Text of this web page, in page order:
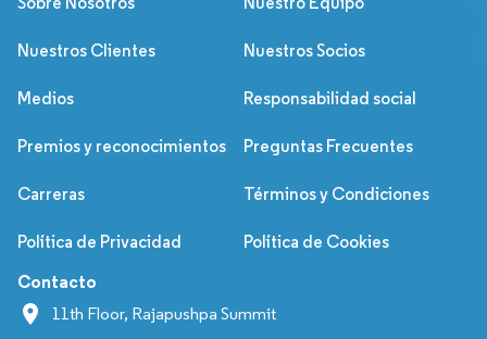
Nuestros Clientes Nuestros Socios
Medios Responsabilidad social
Premios y reconocimientos Preguntas Frecuentes
Carreras Términos y Condiciones
Política de Privacidad Política de Cookies
Contacto
11th Floor, Rajapushpa Summit